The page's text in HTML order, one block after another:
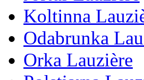
Koltinna
Odabrunka
Orka Lauzière